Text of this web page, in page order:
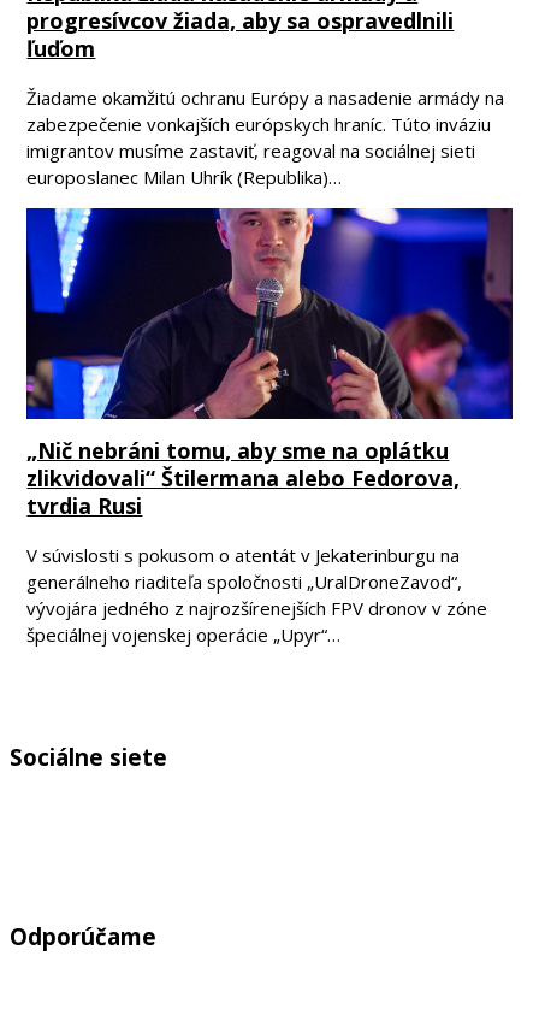
progresívcov žiada, aby sa ospravedlnili
ľuďom
Žiadame okamžitú ochranu Európy a nasadenie armády na
zabezpečenie vonkajších európskych hraníc. Túto inváziu
imigrantov musíme zastaviť, reagoval na sociálnej sieti
europoslanec Milan Uhrík (Republika)…
„Nič nebráni tomu, aby sme na oplátku
zlikvidovali“ Štilermana alebo Fedorova,
tvrdia Rusi
V súvislosti s pokusom o atentát v Jekaterinburgu na
generálneho riaditeľa spoločnosti „UralDroneZavod“,
vývojára jedného z najrozšírenejších FPV dronov v zóne
špeciálnej vojenskej operácie „Upyr“…
Sociálne siete
Odporúčame